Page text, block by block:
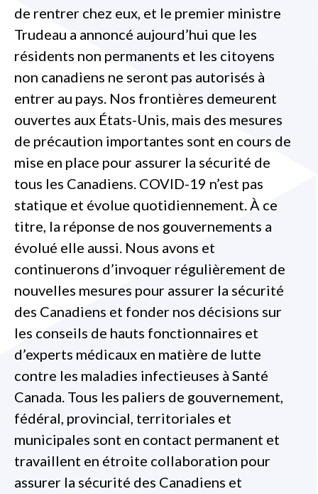
de rentrer chez eux, et le premier ministre
Trudeau a annoncé aujourd’hui que les
résidents non permanents et les citoyens
non canadiens ne seront pas autorisés à
entrer au pays. Nos frontières demeurent
ouvertes aux États-Unis, mais des mesures
de précaution importantes sont en cours de
mise en place pour assurer la sécurité de
tous les Canadiens. COVID-19 n’est pas
statique et évolue quotidiennement. À ce
titre, la réponse de nos gouvernements a
évolué elle aussi. Nous avons et
continuerons d’invoquer régulièrement de
nouvelles mesures pour assurer la sécurité
des Canadiens et fonder nos décisions sur
les conseils de hauts fonctionnaires et
d’experts médicaux en matière de lutte
contre les maladies infectieuses à Santé
Canada. Tous les paliers de gouvernement,
fédéral, provincial, territoriales et
municipales sont en contact permanent et
travaillent en étroite collaboration pour
assurer la sécurité des Canadiens et